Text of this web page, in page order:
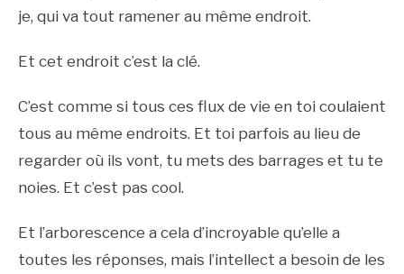
je, qui va tout ramener au même endroit.
Et cet endroit c’est la clé.
C’est comme si tous ces flux de vie en toi coulaient
tous au même endroits. Et toi parfois au lieu de
regarder où ils vont, tu mets des barrages et tu te
noies. Et c’est pas cool.
Et l’arborescence a cela d’incroyable qu’elle a
toutes les réponses, mais l’intellect a besoin de les